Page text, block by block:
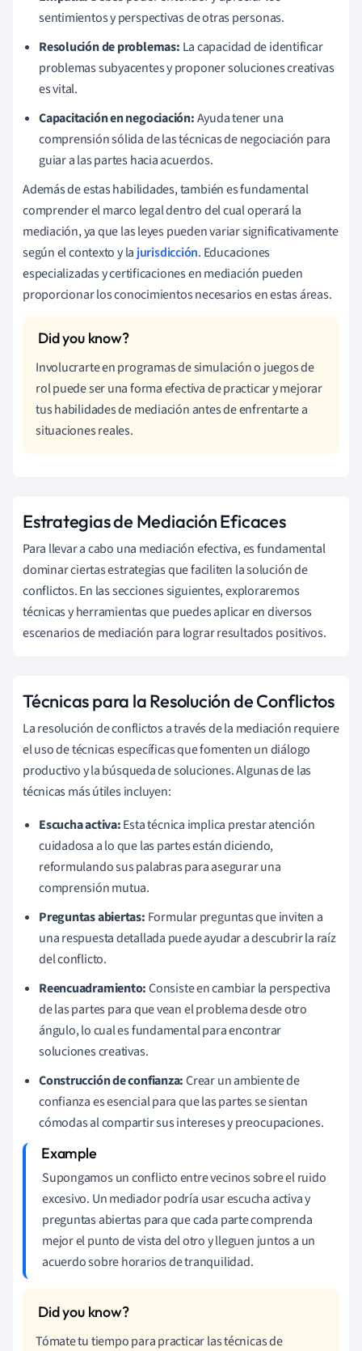
sentimientos y perspectivas de otras personas.
Resolución de problemas: La capacidad de identificar
problemas subyacentes y proponer soluciones creativas
es vital.
Capacitación en negociación:Ayuda tener una
comprensión sólida de las técnicas de negociación para
guiar a las partes hacia acuerdos.
Además de estas habilidades, también es fundamental
comprender el marco legal dentro del cual operará la
mediación, ya que las leyes pueden variar significativamente
según el contexto y la jurisdicción. Educaciones
especializadas y certificaciones en mediación pueden
proporcionar los conocimientos necesarios en estas áreas.
Involucrarte en programas de simulación o juegos de
rol puede ser una forma efectiva de practicar y mejorar
tus habilidades de mediación antes de enfrentarte a
situaciones reales.
Estrategias de Mediación Eficaces
Para llevar a cabo una mediación efectiva, es fundamental
dominar ciertas estrategias que faciliten la solución de
conflictos. En las secciones siguientes, exploraremos
técnicas y herramientas que puedes aplicar en diversos
escenarios de mediación para lograr resultados positivos.
Técnicas para la Resolución de Conflictos
La resolución de conflictos a través de la mediación requiere
el uso de técnicas específicas que fomenten un diálogo
productivo y la búsqueda de soluciones. Algunas de las
técnicas más útiles incluyen:
Escucha activa:Esta técnica implica prestar atención
cuidadosa a lo que las partes están diciendo,
reformulando sus palabras para asegurar una
comprensión mutua.
Preguntas abiertas: Formular preguntas que inviten a
una respuesta detallada puede ayudar a descubrir la raíz
del conflicto.
Reencuadramiento:Consiste en cambiar la perspectiva
de las partes para que vean el problema desde otro
ángulo, lo cual es fundamental para encontrar
soluciones creativas.
Construcción de confianza:Crear un ambiente de
confianza es esencial para que las partes se sientan
cómodas al compartir sus intereses y preocupaciones.
Supongamos un conflicto entre vecinos sobre el ruido
excesivo. Un mediador podría usar escucha activa y
preguntas abiertas para que cada parte comprenda
mejor el punto de vista del otro y lleguen juntos a un
acuerdo sobre horarios de tranquilidad.
Tómate tu tiempo para practicar las técnicas de